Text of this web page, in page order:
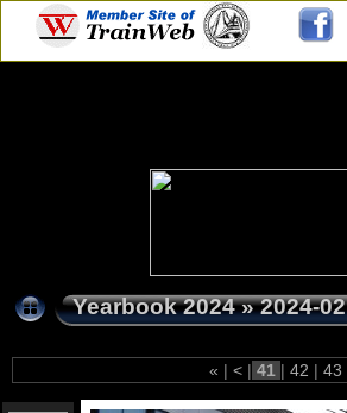
Yearbook 2024»2024-02
« | < | 41 | 42 | 43